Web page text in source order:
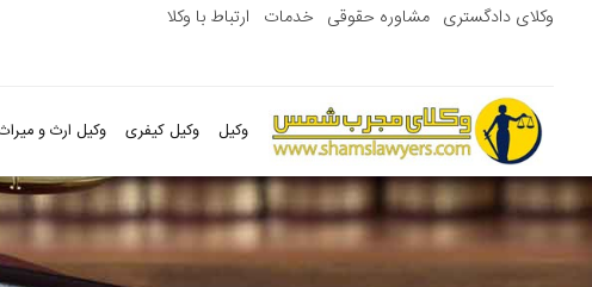
وکلای دادگستری مشاوره حقوقی خدمات ارتباط با وکلا
وکیل وکیل کیفری وکیل ارث و